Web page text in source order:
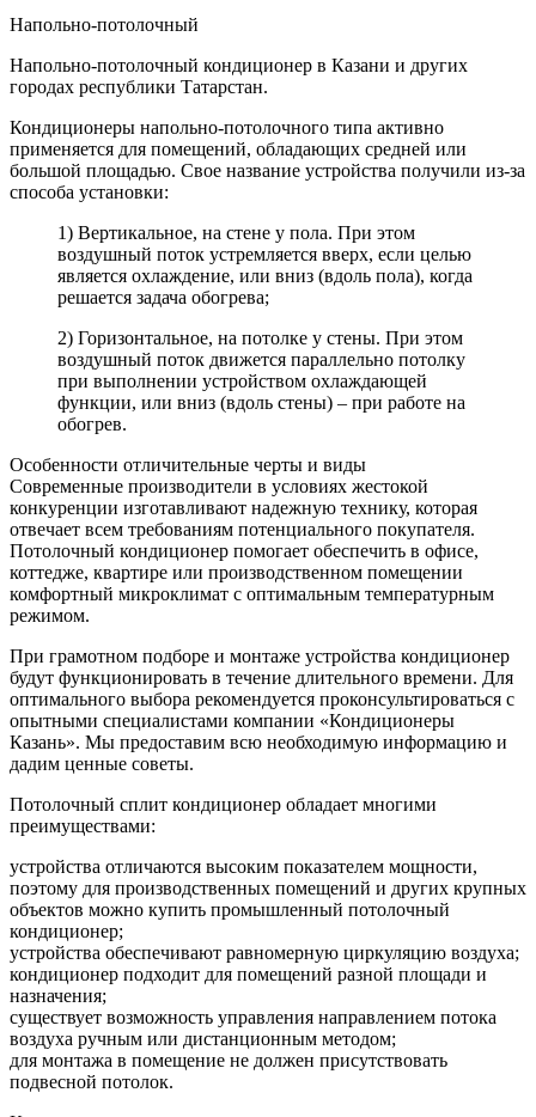
Напольно-потолочный
Напольно-потолочный кондиционер в Казани и других
городах республики Татарстан.
Кондиционеры напольно-потолочного типа активно
применяется для помещений, обладающих средней или
большой площадью. Свое название устройства получили из-за
способа установки:
1) Вертикальное, на стене у пола. При этом
воздушный поток устремляется вверх, если целью
является охлаждение, или вниз (вдоль пола), когда
решается задача обогрева;
2) Горизонтальное, на потолке у стены. При этом
воздушный поток движется параллельно потолку
при выполнении устройством охлаждающей
функции, или вниз (вдоль стены) – при работе на
обогрев.
Особенности отличительные черты и виды
Современные производители в условиях жестокой
конкуренции изготавливают надежную технику, которая
отвечает всем требованиям потенциального покупателя.
Потолочный кондиционер помогает обеспечить в офисе,
коттедже, квартире или производственном помещении
комфортный микроклимат с оптимальным температурным
режимом.
При грамотном подборе и монтаже устройства кондиционер
будут функционировать в течение длительного времени. Для
оптимального выбора рекомендуется проконсультироваться с
опытными специалистами компании «Кондиционеры
Казань». Мы предоставим всю необходимую информацию и
дадим ценные советы.
Потолочный сплит кондиционер обладает многими
преимуществами:
устройства отличаются высоким показателем мощности,
поэтому для производственных помещений и других крупных
объектов можно купить промышленный потолочный
кондиционер;
устройства обеспечивают равномерную циркуляцию воздуха;
кондиционер подходит для помещений разной площади и
назначения;
существует возможность управления направлением потока
воздуха ручным или дистанционным методом;
для монтажа в помещение не должен присутствовать
подвесной потолок.